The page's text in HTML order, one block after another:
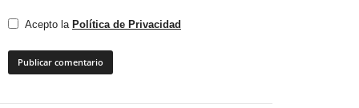
Acepto la Política de Privacidad